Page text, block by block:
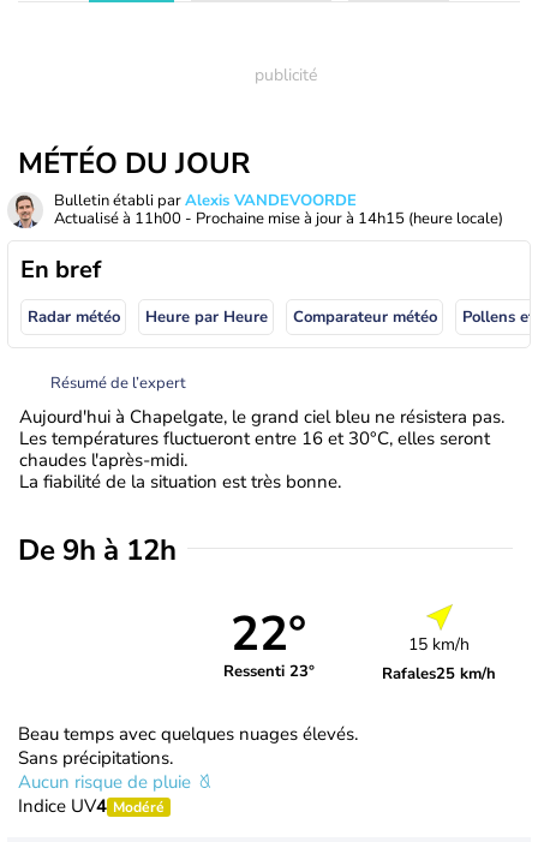
MÉTÉO DU JOUR
Bulletin établi parAlexis VANDEVOORDE
Actualisé à 11h00 - Prochaine mise à jour à 14h15 (heure locale)
En bref
Radar météo Heure par Heure Comparateur météo Pollens
Résumé de l’expert
Aujourd'hui à Chapelgate, le grand ciel bleu ne résistera pas.
Les températures fluctueront entre 16 et 30°C, elles seront
chaudes l'après-midi.
La fiabilité de la situation est très bonne.
De 9h à 12h
22°
Ressenti 23°
15 km/h
Rafales25 km/h
Beau temps avec quelques nuages élevés.
Sans précipitations.
Aucun risque de pluie
Indice UV4 Modéré